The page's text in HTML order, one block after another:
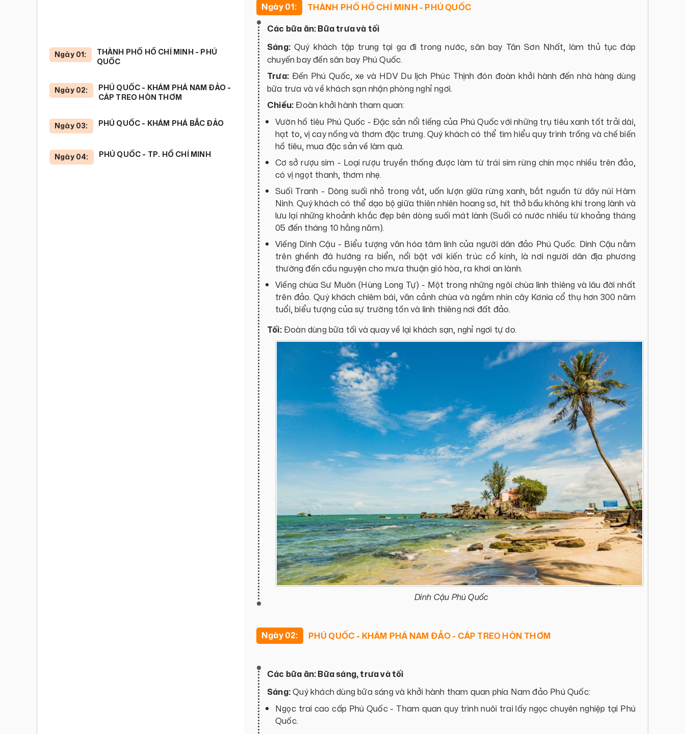
Ngày 01:
THÀNH PHỐ HỒ CHÍ MINH - PHÚ
QUỐC
Ngày 02:
PHÚ QUỐC - KHÁM PHÁ NAM ĐẢO -
CÁP TREO HÒN THƠM
Ngày 03: PHÚ QUỐC - KHÁM PHÁ BẮC ĐẢO
Ngày 04: PHÚ QUỐC - TP. HỒ CHÍ MINH
Ngày 01:
THÀNH PHỐ HỒ CHÍ MINH - PHÚ QUỐC
Các bữa ăn: Bữa trưa và tối
Sáng: Quý khách tập trung tại ga đi trong nước, sân bay Tân Sơn Nhất, làm thủ tục đáp
chuyến bay đến sân bay Phú Quốc.
Trưa: Đến Phú Quốc, xe và HDV Du lịch Phúc Thịnh đón đoàn khởi hành đến nhà hàng dùng
bữa trưa và về khách sạn nhận phòng nghỉ ngơi.
Chiều: Đoàn khởi hành tham quan:
Vườn hồ tiêu Phú Quốc - Đặc sản nổi tiếng của Phú Quốc với những trụ tiêu xanh tốt trải dài,
hạt to, vị cay nồng và thơm đặc trưng. Quý khách có thể tìm hiểu quy trình trồng và chế biến
hồ tiêu, mua đặc sản về làm quà.
Cơ sở rượu sim - Loại rượu truyền thống được làm từ trái sim rừng chín mọc nhiều trên đảo,
có vị ngọt thanh, thơm nhẹ.
Suối Tranh - Dòng suối nhỏ trong vắt, uốn lượn giữa rừng xanh, bắt nguồn từ dãy núi Hàm
Ninh. Quý khách có thể dạo bộ giữa thiên nhiên hoang sơ, hít thở bầu không khí trong lành và
lưu lại những khoảnh khắc đẹp bên dòng suối mát lành (Suối có nước nhiều từ khoảng tháng
05 đến tháng 10 hằng năm).
Viếng Dinh Cậu - Biểu tượng văn hóa tâm linh của người dân đảo Phú Quốc. Dinh Cậu nằm
trên ghềnh đá hướng ra biển, nổi bật với kiến trúc cổ kính, là nơi người dân địa phương
thường đến cầu nguyện cho mưa thuận gió hòa, ra khơi an lành.
Viếng chùa Sư Muôn (Hùng Long Tự) - Một trong những ngôi chùa linh thiêng và lâu đời nhất
trên đảo. Quý khách chiêm bái, vãn cảnh chùa và ngắm nhìn cây Kơnia cổ thụ hơn 300 năm
tuổi, biểu tượng của sự trường tồn và linh thiêng nơi đất đảo.
Tối:Đoàn dùng bữa tối và quay về lại khách sạn, nghỉ ngơi tự do.
Dinh Cậu Phú Quốc
Ngày 02: PHÚ QUỐC - KHÁM PHÁ NAM ĐẢO - CÁP TREO HÒN THƠM
Các bữa ăn: Bữa sáng, trưa và tối
Sáng:Quý khách dùng bữa sáng và khởi hành tham quan phía Nam đảo Phú Quốc:
Ngọc trai cao cấp Phú Quốc - Tham quan quy trình nuôi trai lấy ngọc chuyên nghiệp tại Phú
Quốc.